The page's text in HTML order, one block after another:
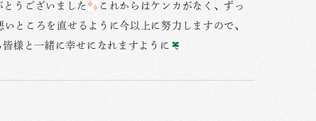
とうございました
これからはケンカがなく、ずっ
いところを直せるように今以上に努力しますので、
様と一緒に幸せになれますように